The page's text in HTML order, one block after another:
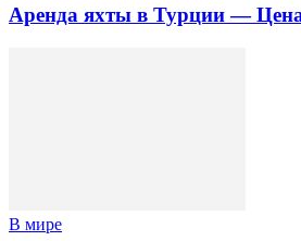
Аренда яхты в Турции —
В мире